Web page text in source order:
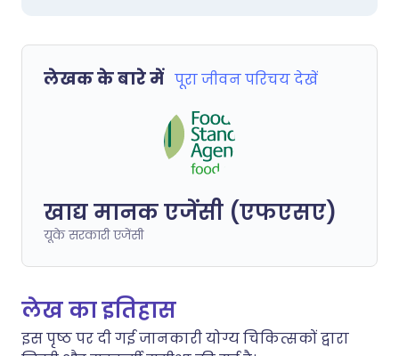
लेखक के बारे में पूरा जीवन परिचय देखें
खाद्य मानक एजेंसी (एफएसए)
यूके सरकारी एजेंसी
लेख का इतिहास
इस पृष्ठ पर दी गई जानकारी योग्य चिकित्सकों द्वारा